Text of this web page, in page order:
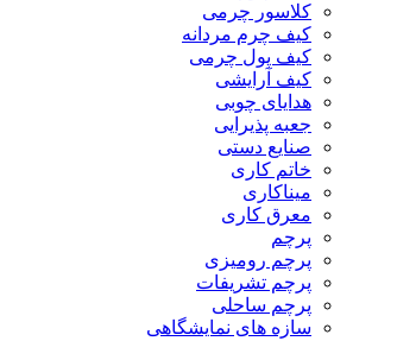
کلاسور چرمی
کیف چرم مردانه
کیف پول چرمی
کیف آرایشی
هدایای چوبی
جعبه پذیرایی
صنایع دستی
خاتم کاری
میناکاری
معرق کاری
پرچم
پرچم رومیزی
پرچم تشریفات
پرچم ساحلی
سازه های نمایشگاهی